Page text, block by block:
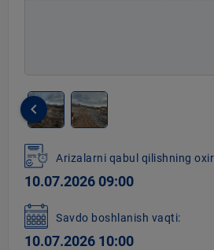
1
of
2
keyboard_arrow_left
Arizalarni qabul qilishning
10.07.2026 09:00
Savdo boshlanish vaqti:
10.07.2026 10:00